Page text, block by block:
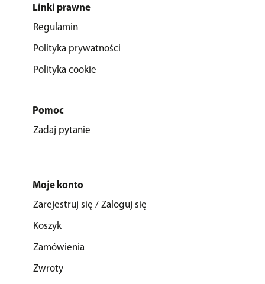
Linki prawne
Regulamin
Polityka prywatności
Polityka cookie
Pomoc
Zadaj pytanie
Moje konto
Zarejestruj się / Zaloguj się
Koszyk
Zamówienia
Zwroty